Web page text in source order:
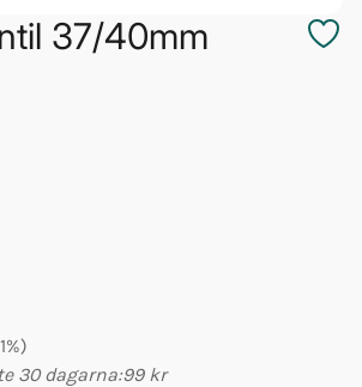
37/40mm
%)
30 dagarna:99 kr